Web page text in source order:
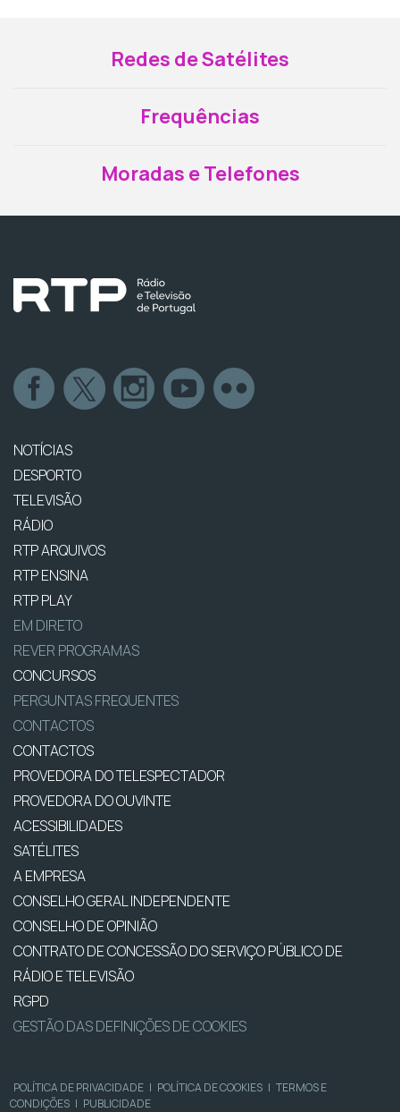
Redes de Satélites
Frequências
Moradas e Telefones
NOTÍCIAS
DESPORTO
TELEVISÃO
RÁDIO
RTP ARQUIVOS
RTP ENSINA
RTP PLAY
EM DIRETO
REVER PROGRAMAS
CONCURSOS
PERGUNTAS FREQUENTES
CONTACTOS
CONTACTOS
PROVEDORA DO TELESPECTADOR
PROVEDORA DO OUVINTE
ACESSIBILIDADES
SATÉLITES
A EMPRESA
CONSELHO GERAL INDEPENDENTE
CONSELHO DE OPINIÃO
CONTRATO DE CONCESSÃO DO SERVIÇO PÚBLICO DE
RÁDIO E TELEVISÃO
RGPD
GESTÃO DAS DEFINIÇÕES DE COOKIES
POLÍTICA DE PRIVACIDADE | POLÍTICA DE COOKIES | TERMOS E
CONDIÇÕES | PUBLICIDADE